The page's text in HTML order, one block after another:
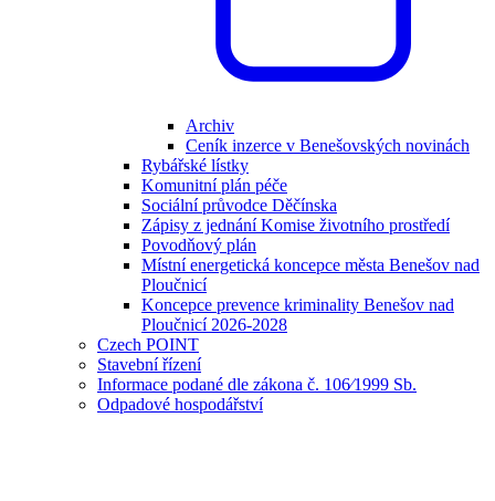
Archiv
Ceník inzerce v Benešovských novinách
Rybářské lístky
Komunitní plán péče
Sociální průvodce Děčínska
Zápisy z jednání Komise životního prostředí
Povodňový plán
Místní energetická koncepce města Benešov nad
Ploučnicí
Koncepce prevence kriminality Benešov nad
Ploučnicí 2026-2028
Czech POINT
Stavební řízení
Informace podané dle zákona č. 106⁄1999 Sb.
Odpadové hospodářství